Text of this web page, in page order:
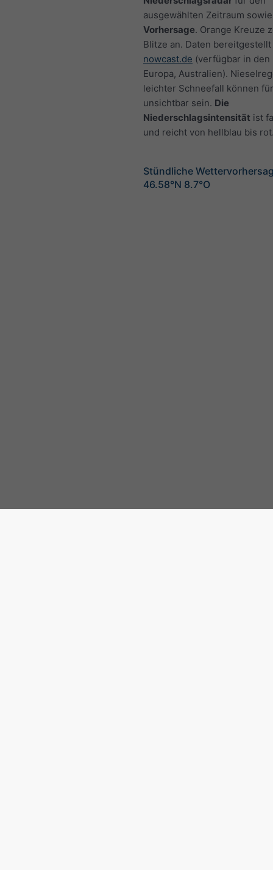
ausgewählten Zeitraum
Vorhersage. Orange Kreuze
Blitze an. Daten
nowcast.de (verfügbar in den
Europa, Australien).
leichter Schneefall können
unsichtbar sein. Die
Niederschlagsintensität ist
und reicht von hellblau bis
Stündliche
46.58°N 8.7°O